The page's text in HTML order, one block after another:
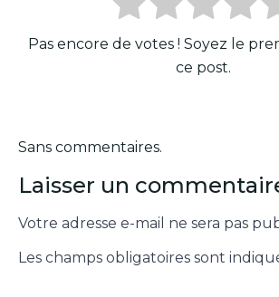
Pas encore de votes ! Soyez le
ce post.
Sans commentaires.
Laisser un
Votre adresse e-mail ne sera pas
Les champs obligatoires sont